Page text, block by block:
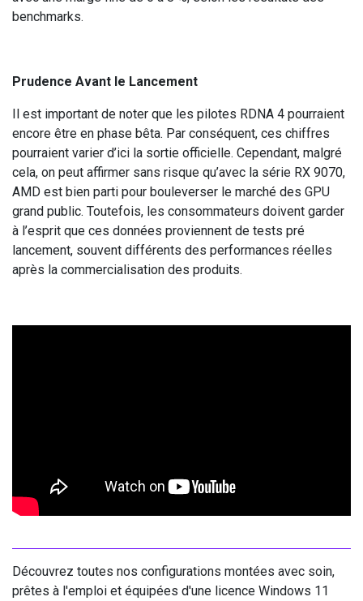
benchmarks.
Prudence Avant le Lancement
Il est important de noter que les pilotes RDNA 4 pourraient
encore être en phase bêta. Par conséquent, ces chiffres
pourraient varier d’ici la sortie officielle. Cependant, malgré
cela, on peut affirmer sans risque qu’avec la série RX 9070,
AMD est bien parti pour bouleverser le marché des GPU
grand public. Toutefois, les consommateurs doivent garder
à l’esprit que ces données proviennent de tests pré
lancement, souvent différents des performances réelles
après la commercialisation des produits.
Découvrez toutes nos configurations montées avec soin,
prêtes à l'emploi et équipées d'une licence Windows 11